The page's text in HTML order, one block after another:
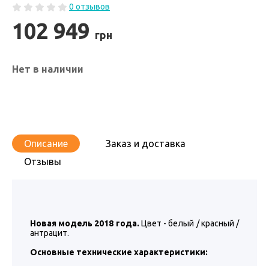
0 отзывов
102 949 грн
Нет в наличии
Описание
Заказ и доставка
Отзывы
Новая модель 2018 года. Цвет - белый / красный /
антрацит.
Основные технические характеристики: